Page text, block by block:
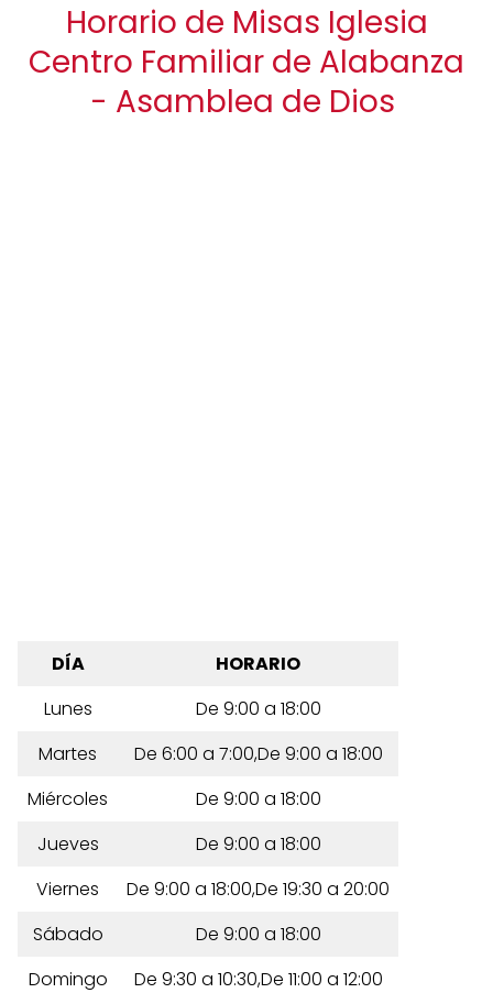
Horario de Misas Iglesia
Centro Familiar de Alabanza
- Asamblea de Dios
DÍA
HORARIO
Lunes
De 9:00 a 18:00
Martes
De 6:00 a 7:00,De 9:00 a 18:00
Miércoles
De 9:00 a 18:00
Jueves
De 9:00 a 18:00
Viernes
De 9:00 a 18:00,De 19:30 a 20:00
Sábado
De 9:00 a 18:00
Domingo
De 9:30 a 10:30,De 11:00 a 12:00